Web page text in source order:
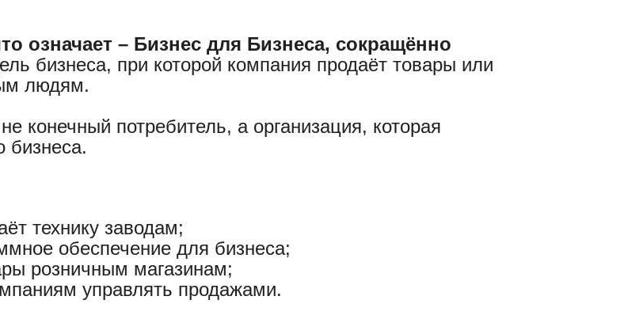
означает – Бизнес для Бизнеса, сокращённо
бизнеса, при которой компания продаёт товары или
людям.
конечный потребитель, а организация, которая
бизнеса.
технику заводам;
обеспечение для бизнеса;
розничным магазинам;
управлять продажами.